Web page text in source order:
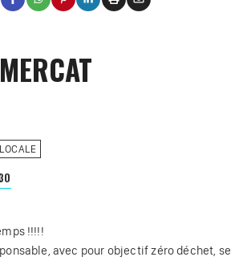
!!!!!
avec pour objectif zéro déchet, se